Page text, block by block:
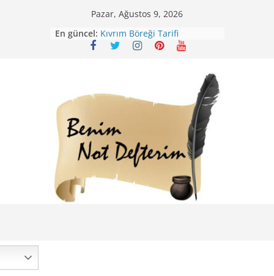
Pazar, Ağustos 9, 2026
En güncel:
Mirik Köfte Tarifi – Sivas
Kıvrım Böreği Tarifi
Karabuğday Pilavı Tarifi